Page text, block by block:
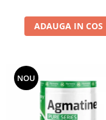
ADAUGA IN COS
NOU